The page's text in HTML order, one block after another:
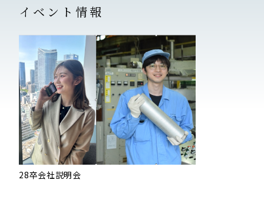
イベント情報
28卒会社説明会